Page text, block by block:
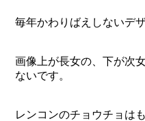
毎年かわりばえしないデ
画像上が長女の、下が次
ないです。
レンコンのチョウチョは